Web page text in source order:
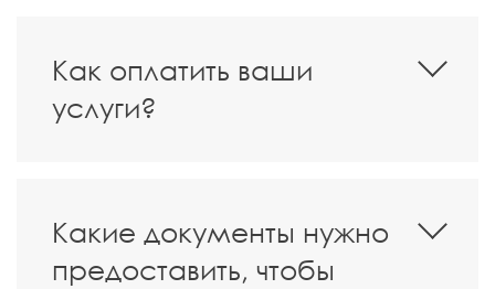
Как оплатить ваши
услуги?
Какие документы нужно
предоставить, чтобы